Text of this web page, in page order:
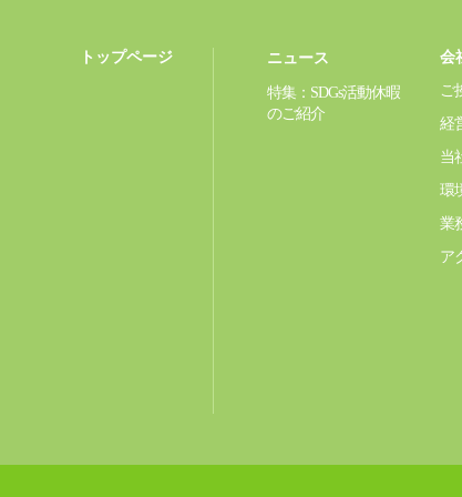
トップページ ニュース
特集：SDGs活動休暇
のご紹介
会
ご
経
当
環
業
ア